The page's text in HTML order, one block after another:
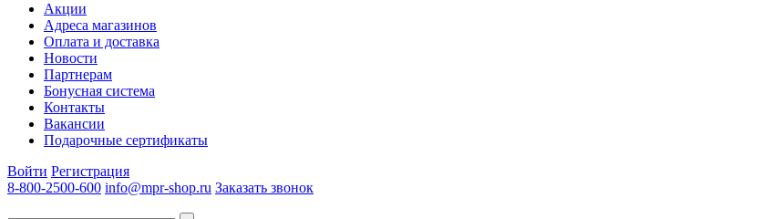
Акции
Адреса магазинов
Оплата и доставка
Новости
Партнерам
Бонусная система
Контакты
Вакансии
Подарочные сертификаты
Войти Регистрация
8-800-2500-600 info@mpr-shop.ru Заказать звонок